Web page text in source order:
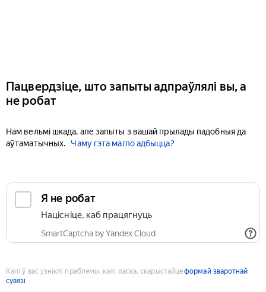
Пацвердзіце, што запыты адпраўлялі вы, а
не робат
Нам вельмі шкада, але запыты з вашай прылады падобныя да
аўтаматычных.
Чаму гэта магло адбыцца?
Я не робат
Націсніце, каб працягнуць
SmartCaptcha by Yandex Cloud
Калі ў вас узніклі праблемы, калі ласка, скарыстайцеформай зваротнай
сувязі